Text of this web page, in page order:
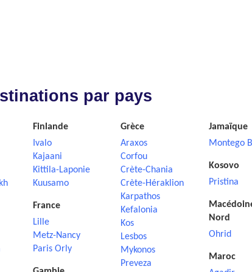
par pays
Finlande
Ivalo
Kajaani
Kittila-Laponie
Kuusamo
France
Lille
Metz-Nancy
Paris Orly
Grèce
Araxos
Corfou
Crète-Chania
Crète-Héraklion
Karpathos
Kefalonia
Kos
Lesbos
Mykonos
Preveza
Jamaïque
Montego
Kosovo
Pristina
Nord
Ohrid
Maroc